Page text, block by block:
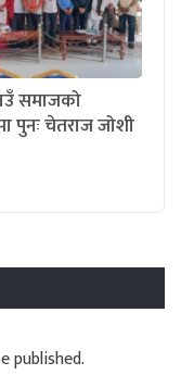
समाजको
पुनः चेतराज जोशी
published.